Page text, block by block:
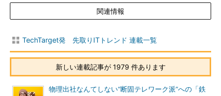
関連情報
TechTarget発 先取りITトレンド 連載一覧
新しい連載記事が 1979 件あります
物理出社なんてしない“断固テレワーク派”への「鉄